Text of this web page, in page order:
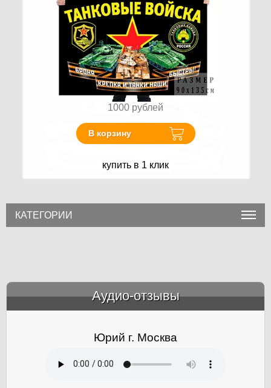
1000 рублей
В корзину
купить в 1 клик
КАТЕГОРИИ
Аудио-отзывы
Юрий г. Москва